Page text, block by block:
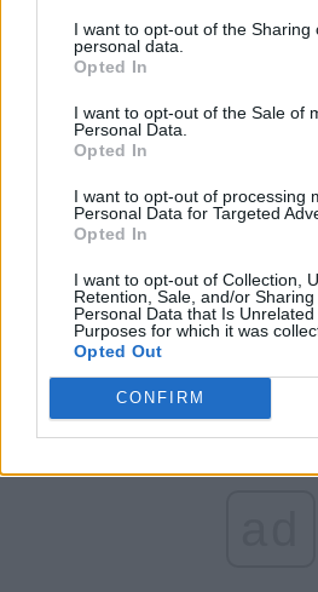
I want to opt-out of the Sharing
personal data.
Opted In
I want to opt-out of the Sale of
Personal Data.
Opted In
I want to opt-out of processing
Personal Data for Targeted
Opted In
I want to opt-out of Collection,
Retention, Sale, and/or
Personal Data that Is
Purposes for which it was
Opted Out
CONFIRM
Concret, soluția la îndemâna lui
30-50 milioane mc lunar, la un
actuale de criză, dar mai mare
normale».
departe.